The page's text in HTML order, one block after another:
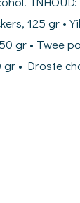
125 gr •
gr • Twee
• Droste